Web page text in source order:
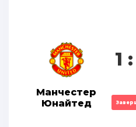
Манчестер
Юнайтед
1